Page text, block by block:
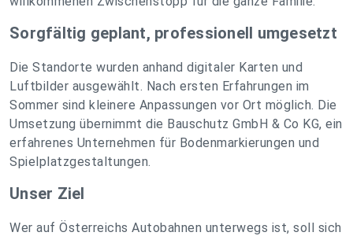
Sorgfältig geplant, professionell umgesetzt
Die Standorte wurden anhand digitaler Karten und
Luftbilder ausgewählt. Nach ersten Erfahrungen im
Sommer sind kleinere Anpassungen vor Ort möglich. Die
Umsetzung übernimmt die Bauschutz GmbH & Co KG, ein
erfahrenes Unternehmen für Bodenmarkierungen und
Spielplatzgestaltungen.
Unser Ziel
Wer auf Österreichs Autobahnen unterwegs ist, soll sich